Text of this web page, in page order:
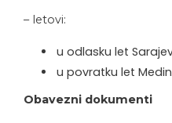
– letovi:
u odlasku let
u povratku let
Obavezni dokumenti